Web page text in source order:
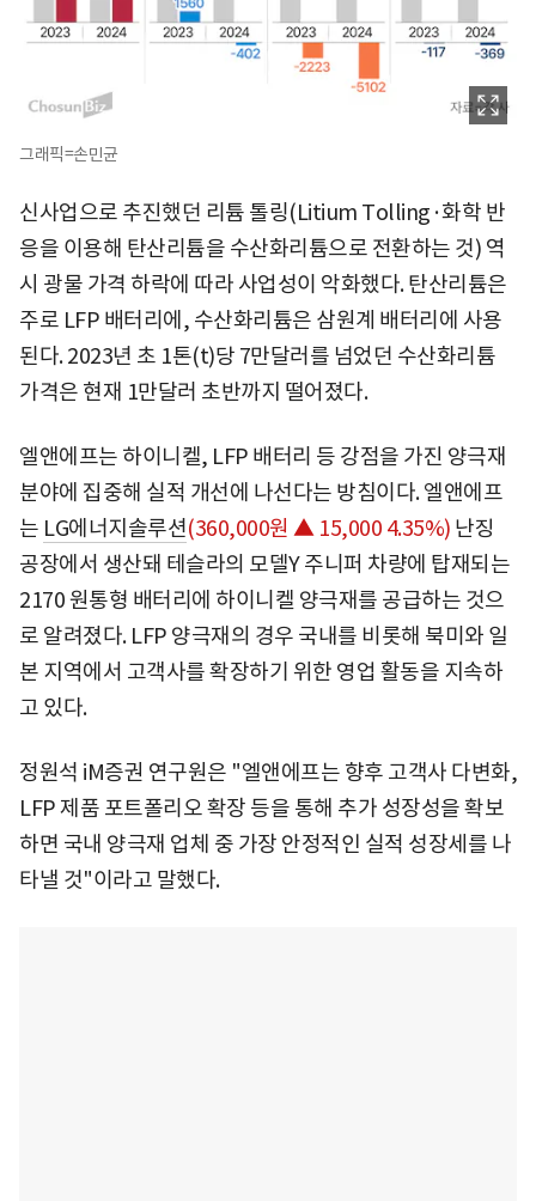
그래픽=손민균
신사업으로 추진했던 리튬 톨링(Litium Tolling·화학 반
응을 이용해 탄산리튬을 수산화리튬으로 전환하는 것) 역
시 광물 가격 하락에 따라 사업성이 악화했다. 탄산리튬은
주로 LFP 배터리에, 수산화리튬은 삼원계 배터리에 사용
된다. 2023년 초 1톤(t)당 7만달러를 넘었던 수산화리튬
가격은 현재 1만달러 초반까지 떨어졌다.
엘앤에프는 하이니켈, LFP 배터리 등 강점을 가진 양극재
분야에 집중해 실적 개선에 나선다는 방침이다. 엘앤에프
는 LG에너지솔루션(360,000원 ▲ 15,000 4.35%) 난징
공장에서 생산돼 테슬라의 모델Y 주니퍼 차량에 탑재되는
2170 원통형 배터리에 하이니켈 양극재를 공급하는 것으
로 알려졌다. LFP 양극재의 경우 국내를 비롯해 북미와 일
본 지역에서 고객사를 확장하기 위한 영업 활동을 지속하
고 있다.
정원석 iM증권 연구원은 "엘앤에프는 향후 고객사 다변화,
LFP 제품 포트폴리오 확장 등을 통해 추가 성장성을 확보
하면 국내 양극재 업체 중 가장 안정적인 실적 성장세를 나
타낼 것"이라고 말했다.